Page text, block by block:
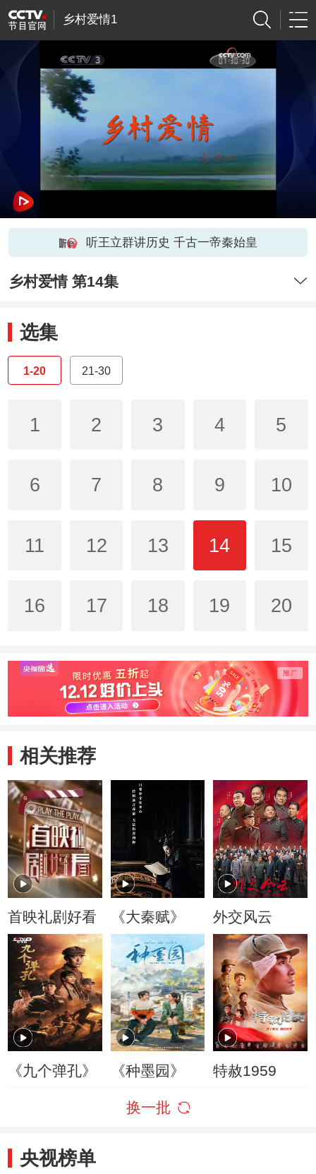
乡村爱情1
听王立群讲历史 千古一帝秦始皇
乡村爱情 第14集
选集
1-20 21-30
1 2 3 4 5
6 7 8 9 10
11 12 13 14 15
16 17 18 19 20
相关推荐
首映礼剧好看 《大秦赋》 外交风云
《九个弹孔》 《种墨园》 特赦1959
换一批
央视榜单